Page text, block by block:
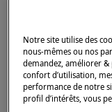
Notre site utilise des
nous-mêmes ou nos
demandez, améliorer
confort d’utilisation,
performance de notre
profil d’intérêts, vous